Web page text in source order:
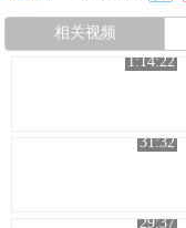
相关视频
1:14:22
31:32
29:37